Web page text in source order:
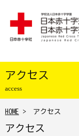
学校法人 日本赤十
アクセス
access
HOME > アクセス
アクセス